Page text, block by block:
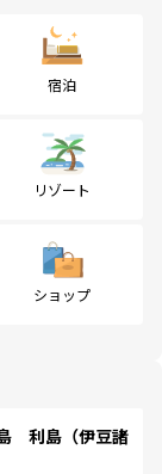
宿泊
リゾート
ショップ
利島（伊豆諸